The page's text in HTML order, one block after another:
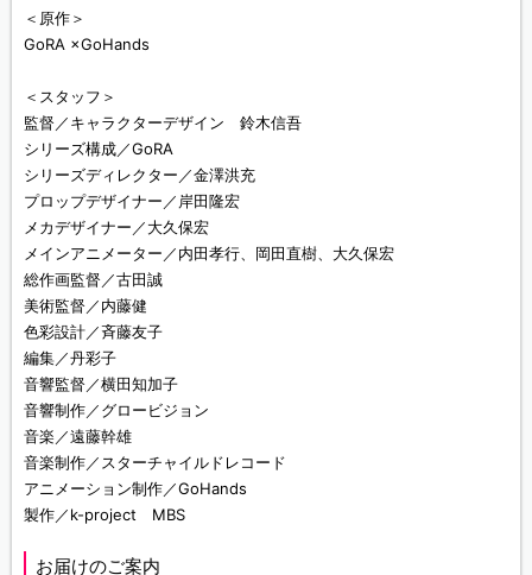
＜原作＞
GoRA ×GoHands
＜スタッフ＞
監督／キャラクターデザイン 鈴木信吾
シリーズ構成／GoRA
シリーズディレクター／金澤洪充
プロップデザイナー／岸田隆宏
メカデザイナー／大久保宏
メインアニメーター／内田孝行、岡田直樹、大久保宏
総作画監督／古田誠
美術監督／内藤健
色彩設計／斉藤友子
編集／丹彩子
音響監督／横田知加子
音響制作／グロービジョン
音楽／遠藤幹雄
音楽制作／スターチャイルドレコード
アニメーション制作／GoHands
製作／k-project MBS
お届けのご案内